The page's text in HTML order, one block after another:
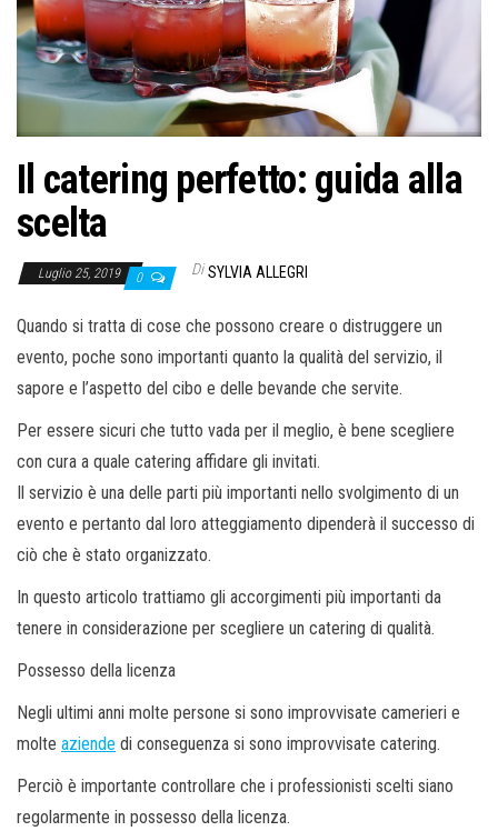
Il catering perfetto: guida alla
scelta
Luglio 25, 2019 0 Di SYLVIA ALLEGRI
Quando si tratta di cose che possono creare o distruggere un
evento, poche sono importanti quanto la qualità del servizio, il
sapore e l’aspetto del cibo e delle bevande che servite.
Per essere sicuri che tutto vada per il meglio, è bene scegliere
con cura a quale catering affidare gli invitati.
Il servizio è una delle parti più importanti nello svolgimento di un
evento e pertanto dal loro atteggiamento dipenderà il successo di
ciò che è stato organizzato.
In questo articolo trattiamo gli accorgimenti più importanti da
tenere in considerazione per scegliere un catering di qualità.
Possesso della licenza
Negli ultimi anni molte persone si sono improvvisate camerieri e
molte aziende di conseguenza si sono improvvisate catering.
Perciò è importante controllare che i professionisti scelti siano
regolarmente in possesso della licenza.